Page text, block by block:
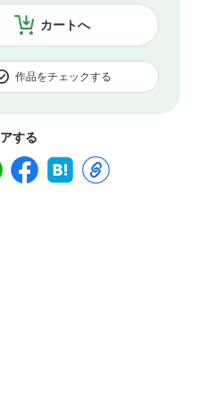
カートへ
作品をチェックする
する